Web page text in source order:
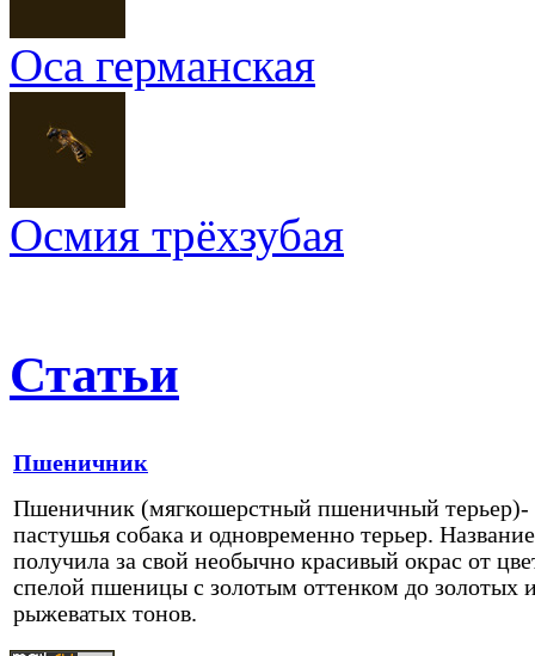
Оса германская
Осмия трёхзубая
Статьи
Пшеничник
Пшеничник (мягкошерстный пшеничный терьер)-
пастушья собака и одновременно терьер. Название
получила за свой необычно красивый окрас от
спелой пшеницы с золотым оттенком до золотых
рыжеватых тонов.